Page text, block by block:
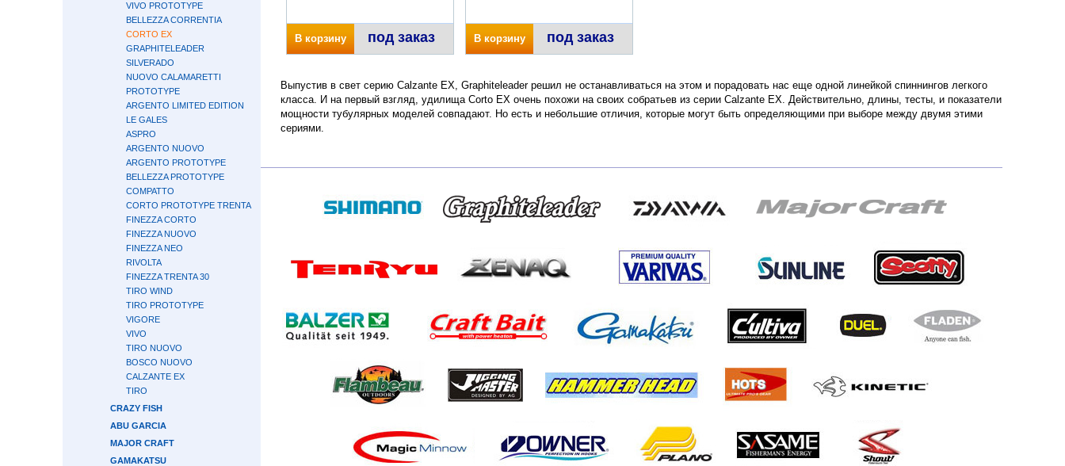
VIVO PROTOTYPE
BELLEZZA CORRENTIA
CORTO EX
GRAPHITELEADER
SILVERADO
NUOVO CALAMARETTI
PROTOTYPE
ARGENTO LIMITED EDITION
LE GALES
ASPRO
ARGENTO NUOVO
ARGENTO PROTOTYPE
BELLEZZA PROTOTYPE
COMPATTO
CORTO PROTOTYPE TRENTA
FINEZZA CORTO
FINEZZA NUOVO
FINEZZA NEO
RIVOLTA
FINEZZA TRENTA 30
TIRO WIND
TIRO PROTOTYPE
VIGORE
VIVO
TIRO NUOVO
BOSCO NUOVO
CALZANTE EX
TIRO
CRAZY FISH
ABU GARCIA
MAJOR CRAFT
GAMAKATSU
В корзину под заказ В корзину под заказ
Выпустив в свет серию Calzante EX, Graphiteleader решил не останавливаться на этом и порадовать нас еще одной линейкой спиннингов легкого
класса. И на первый взгляд, удилища Corto EX очень похожи на своих собратьев из серии Calzante EX. Действительно, длины, тесты, и показатели
мощности тубулярных моделей совпадают. Но есть и небольшие отличия, которые могут быть определяющими при выборе между двумя этими
сериями.